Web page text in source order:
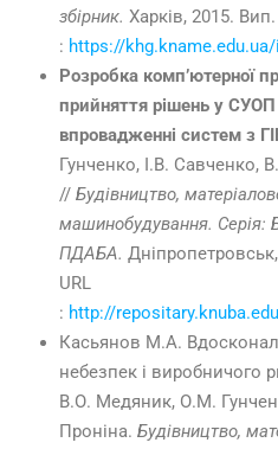
збірник. Харків, 2015.
: https://
Розробка комп’ютерної
прийняття рішень у СУОП
впровадженні систем з
Гунченко, І.В. Савченко,
// Будівництво,
машинобудування. Серія:
ПДАБА.
URL
: http://
Касьянов М.А.
небезпек і виробничого
В.О. Медяник, О.М.
Проніна. Будівництво,